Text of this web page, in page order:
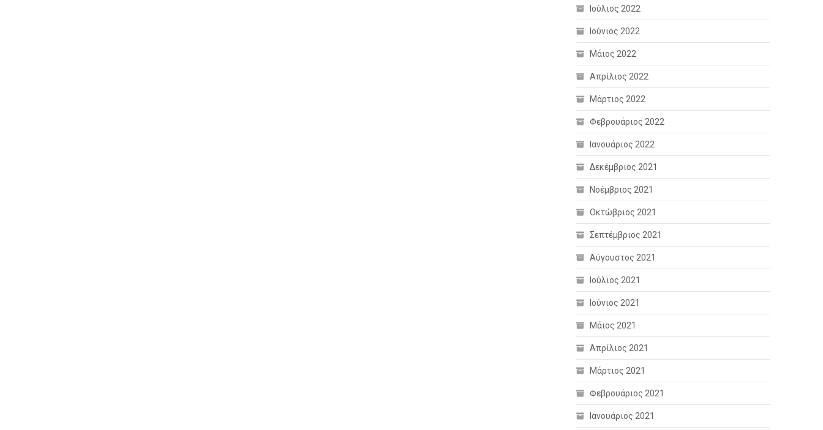
Ιούλιος 2022
Ιούνιος 2022
Μάιος 2022
Απρίλιος 2022
Μάρτιος 2022
Φεβρουάριος 2022
Ιανουάριος 2022
Δεκέμβριος 2021
Νοέμβριος 2021
Οκτώβριος 2021
Σεπτέμβριος 2021
Αύγουστος 2021
Ιούλιος 2021
Ιούνιος 2021
Μάιος 2021
Απρίλιος 2021
Μάρτιος 2021
Φεβρουάριος 2021
Ιανουάριος 2021